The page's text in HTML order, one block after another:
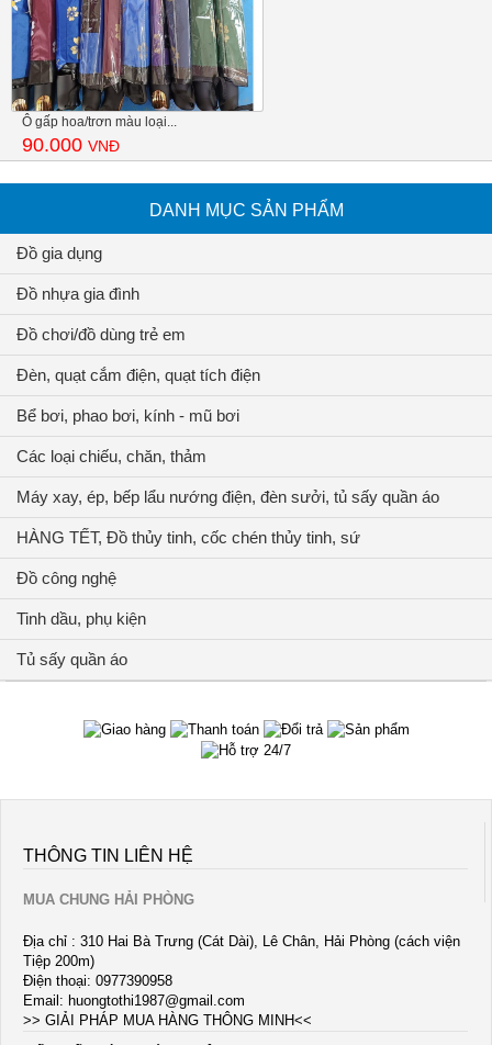
Ô gấp hoa/trơn màu loại...
90.000 VNĐ
DANH MỤC SẢN PHẨM
Đồ gia dụng
Đồ nhựa gia đình
Đồ chơi/đồ dùng trẻ em
Đèn, quạt cắm điện, quạt tích điện
Bể bơi, phao bơi, kính - mũ bơi
Các loại chiếu, chăn, thảm
Máy xay, ép, bếp lẩu nướng điện, đèn sưởi, tủ sấy quần áo
HÀNG TẾT, Đồ thủy tinh, cốc chén thủy tinh, sứ
Đồ công nghệ
Tinh dầu, phụ kiện
Tủ sấy quần áo
THÔNG TIN LIÊN HỆ
MUA CHUNG HẢI PHÒNG
Địa chỉ : 310 Hai Bà Trưng (Cát Dài), Lê Chân, Hải Phòng (cách viện
Tiệp 200m)
Điện thoại: 0977390958
Email: huongtothi1987@gmail.com
>> GIẢI PHÁP MUA HÀNG THÔNG MINH<<